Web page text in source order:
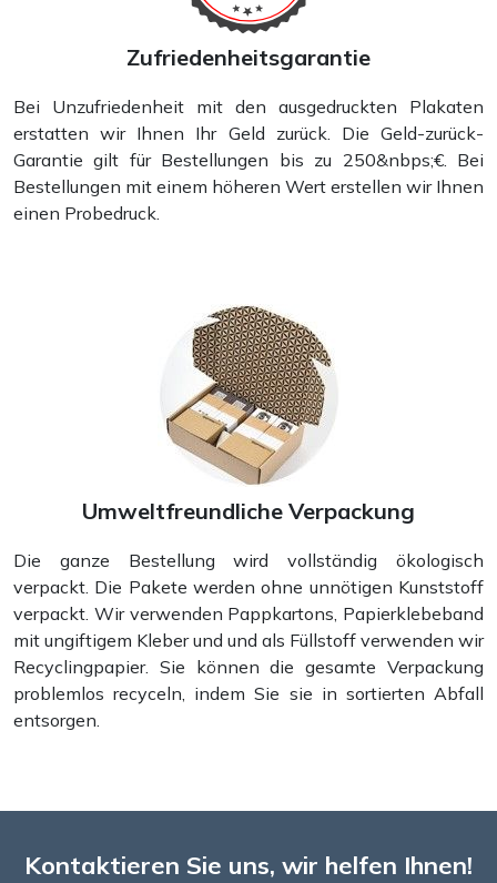
Zufriedenheitsgarantie
Bei Unzufriedenheit mit den ausgedruckten Plakaten
erstatten wir Ihnen Ihr Geld zurück. Die Geld-zurück-
Garantie gilt für Bestellungen bis zu 250&nbps;€. Bei
Bestellungen mit einem höheren Wert erstellen wir Ihnen
einen Probedruck.
Umweltfreundliche Verpackung
Die ganze Bestellung wird vollständig ökologisch
verpackt. Die Pakete werden ohne unnötigen Kunststoff
verpackt. Wir verwenden Pappkartons, Papierklebeband
mit ungiftigem Kleber und und als Füllstoff verwenden wir
Recyclingpapier. Sie können die gesamte Verpackung
problemlos recyceln, indem Sie sie in sortierten Abfall
entsorgen.
Kontaktieren Sie uns, wir helfen Ihnen!